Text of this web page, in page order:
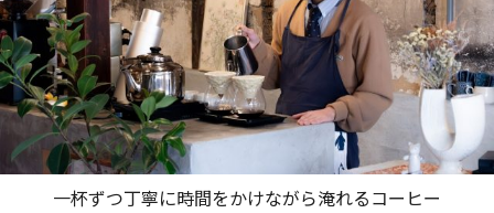
一杯ずつ丁寧に時間をかけながら淹れるコーヒー